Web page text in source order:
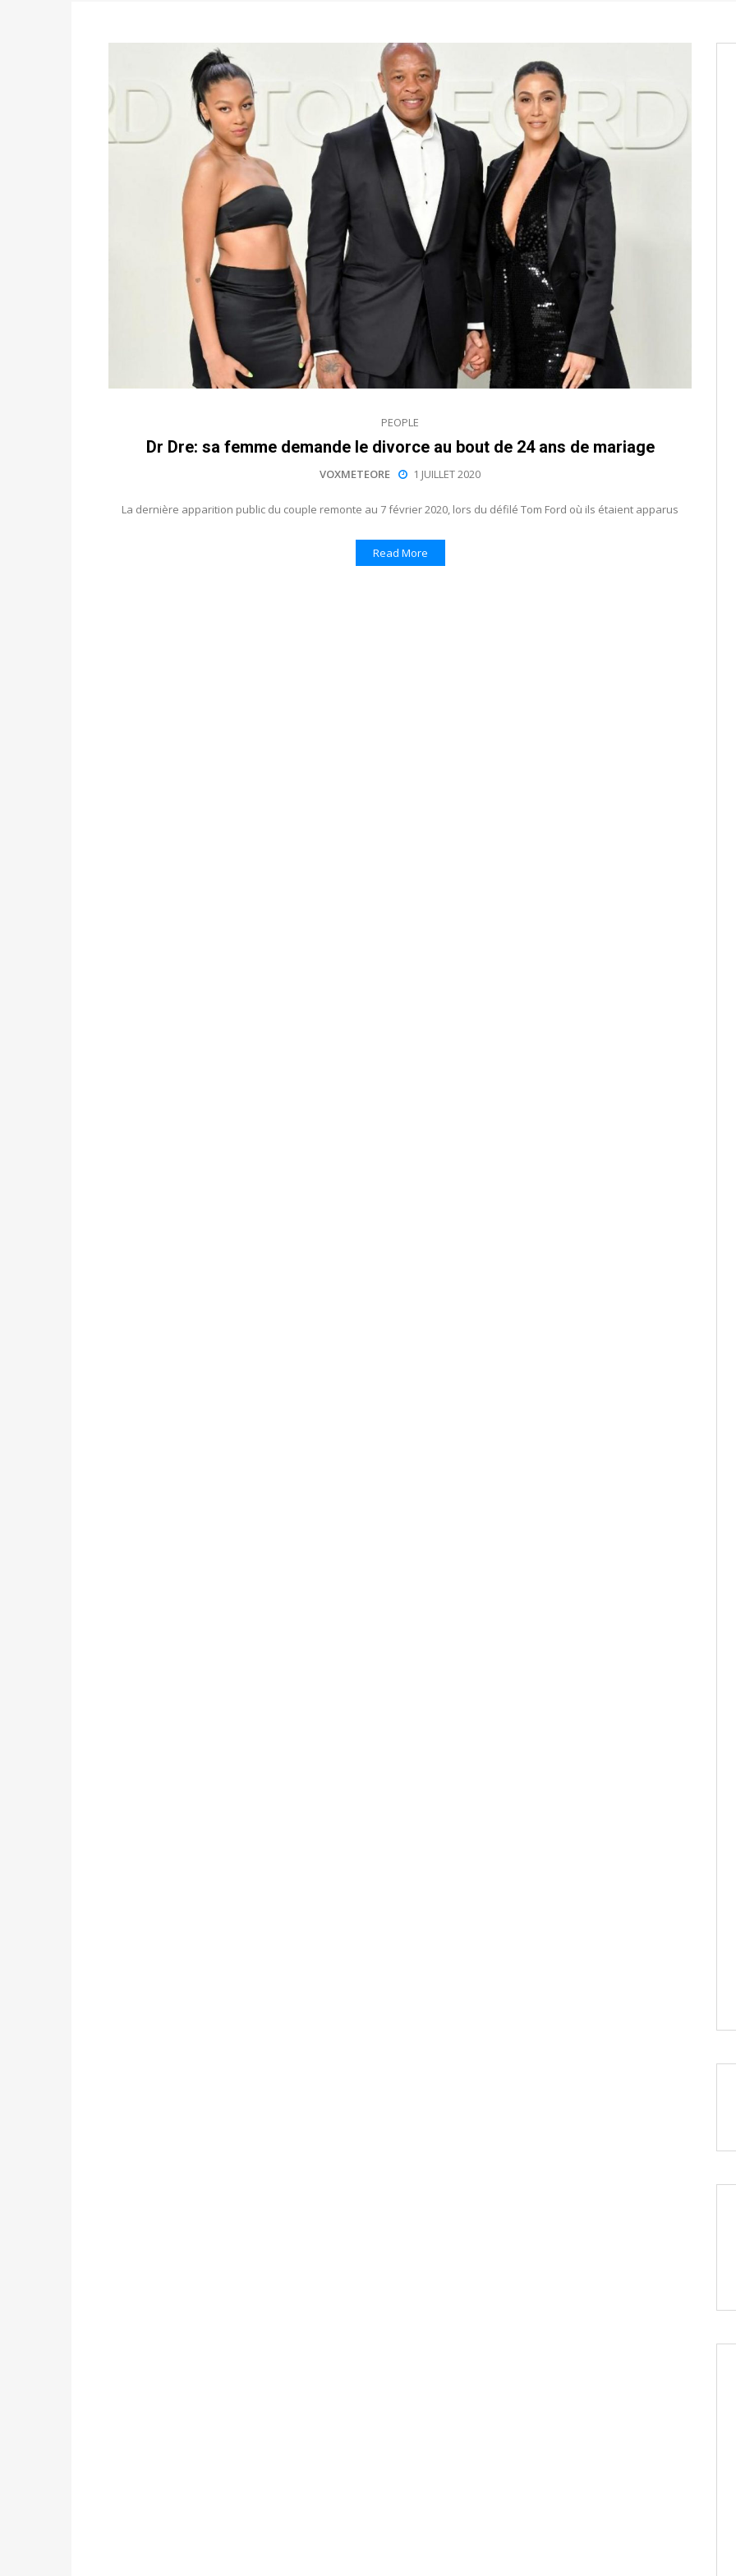
Politique -Délégués de bureaux de vote : vos informations à transmettre
avant le 16 mai 2026 à 16h
Politique -Proclamation des résultats globaux provisoires et des
statistiques des législatives et communales : ce 4 juin à 18h
Politique Suite de la publication des résultats partiels des élections de mai
ce 03 juin à 14h
Politique -Suite de la publication des résultats partiels des élections de mai
– mardi 02 juin à 17h
PEOPLE
Dr Dre: sa femme demande le divorce au bout de 24 ans de mariage
VOXMETEORE 1 JUILLET 2020
La dernière apparition public du couple remonte au 7 février 2020, lors du défilé Tom Ford où ils étaient apparus
Read More